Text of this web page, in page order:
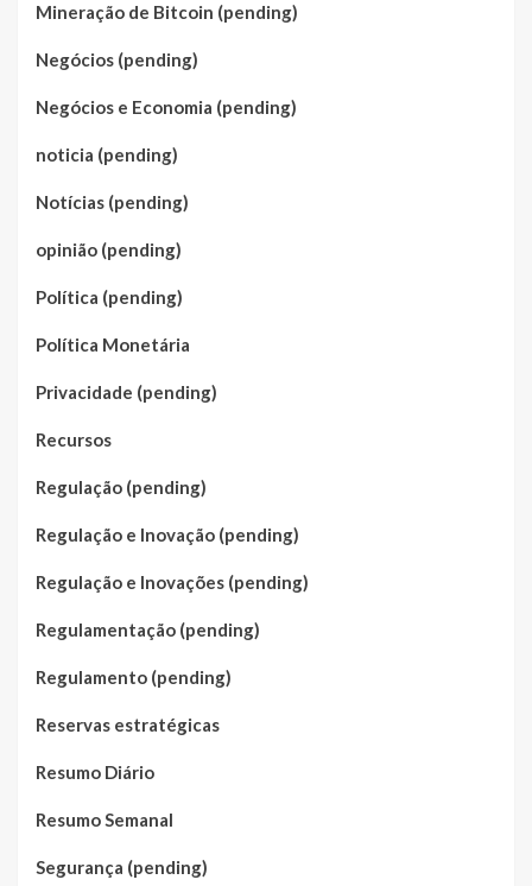
Mineração de Bitcoin (pending)
Negócios (pending)
Negócios e Economia (pending)
noticia (pending)
Notícias (pending)
opinião (pending)
Política (pending)
Política Monetária
Privacidade (pending)
Recursos
Regulação (pending)
Regulação e Inovação (pending)
Regulação e Inovações (pending)
Regulamentação (pending)
Regulamento (pending)
Reservas estratégicas
Resumo Diário
Resumo Semanal
Segurança (pending)